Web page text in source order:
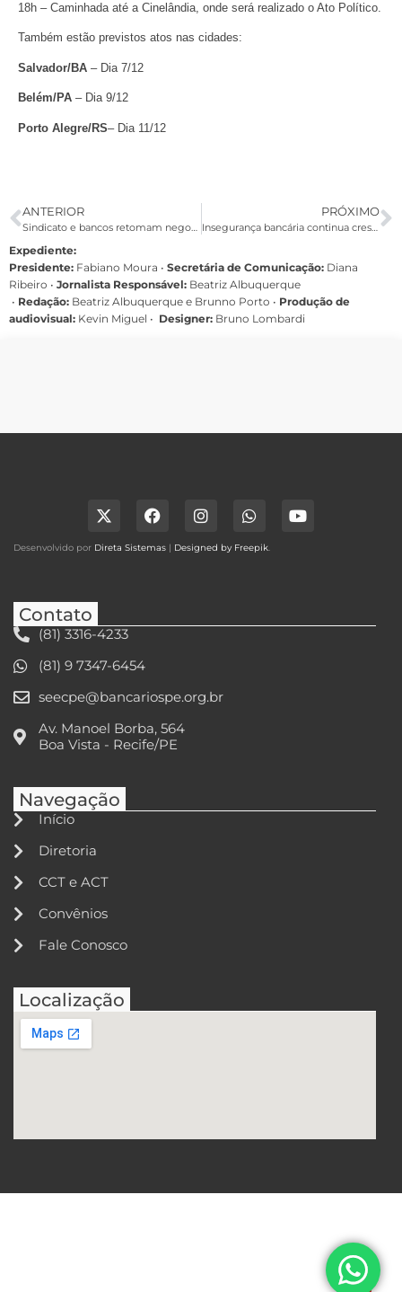
18h – Caminhada até a Cinelândia, onde será realizado o Ato Político.
Também estão previstos atos nas cidades:
Salvador/BA – Dia 7/12
Belém/PA – Dia 9/12
Porto Alegre/RS– Dia 11/12
ANTERIOR
Sindicato e bancos retomam negociações sobre segurança bancária
PRÓXIMO
Insegurança bancária continua crescendo: nesta segunda (07), foram dois assaltos em um dia
Expediente:
Presidente: Fabiano Moura • Secretária de Comunicação: Diana
Ribeiro • Jornalista Responsável: Beatriz Albuquerque
• Redação: Beatriz Albuquerque e Brunno Porto • Produção de
audiovisual: Kevin Miguel • Designer: Bruno Lombardi
Desenvolvido por Direta Sistemas | Designed by Freepik.
Contato
(81) 3316-4233
(81) 9 7347-6454
seecpe@bancariospe.org.br
Av. Manoel Borba, 564
Boa Vista - Recife/PE
Navegação
Início
Diretoria
CCT e ACT
Convênios
Fale Conosco
Localização